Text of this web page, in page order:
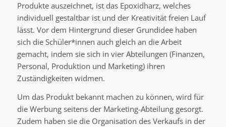
Produkte auszeichnet, ist das Epoxidharz, welches
individuell gestaltbar ist und der Kreativität freien Lauf
lässt. Vor dem Hintergrund dieser Grundidee haben
sich die Schüler*innen auch gleich an die Arbeit
gemacht, indem sie sich in vier Abteilungen (Finanzen,
Personal, Produktion und Marketing) ihren
Zuständigkeiten widmen.
Um das Produkt bekannt machen zu können, wird für
die Werbung seitens der Marketing-Abteilung gesorgt.
Zudem haben sie die Organisation des Verkaufs in der